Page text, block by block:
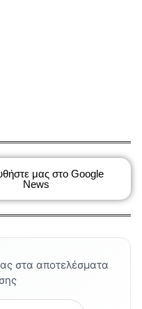
μας στο Google
News
στα αποτελέσματα